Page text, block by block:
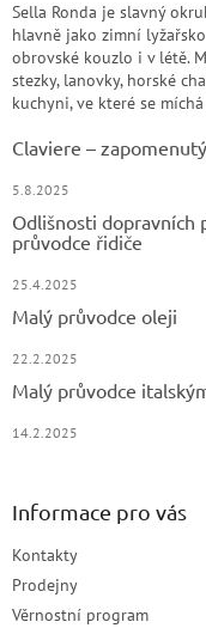
Sella Ronda je slavný
hlavně jako zimní
obrovské kouzlo i v létě.
stezky, lanovky, horské
kuchyni, ve které se
Claviere –
5.8.2025
Odlišnosti dopravních
průvodce řidiče
25.4.2025
Malý průvodce oleji
22.2.2025
Malý průvodce
14.2.2025
Informace pro vás
Kontakty
Prodejny
Věrnostní program